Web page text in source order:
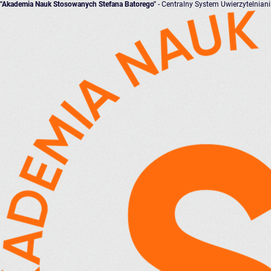
"Akademia Nauk Stosowanych Stefana Batorego" - Centralny System